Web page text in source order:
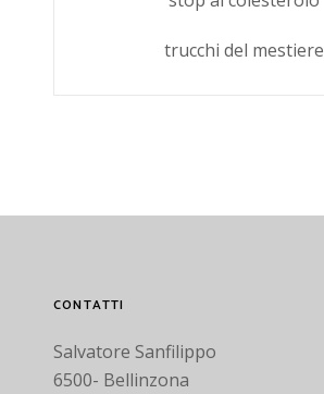
trucchi del mestiere
CONTATTI
Salvatore Sanfilippo
6500- Bellinzona